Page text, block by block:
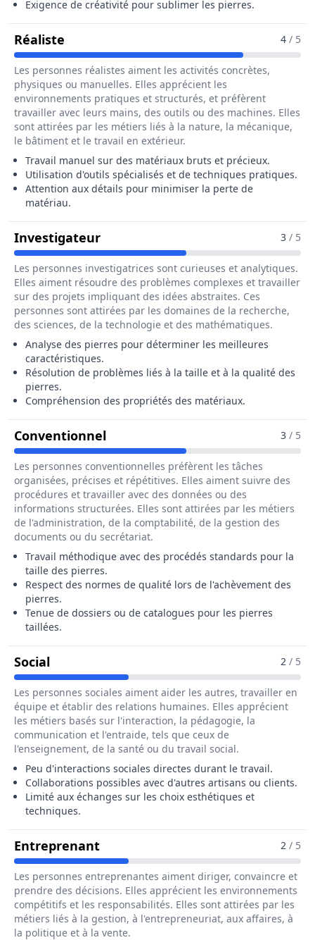
Exigence de créativité pour sublimer les pierres.
Réaliste Pour Le Métier De Lapidaire / 4 / 5
Les personnes réalistes aiment les activités concrètes,
physiques ou manuelles. Elles apprécient les
environnements pratiques et structurés, et préfèrent
travailler avec leurs mains, des outils ou des machines. Elles
sont attirées par les métiers liés à la nature, la mécanique,
le bâtiment et le travail en extérieur.
Travail manuel sur des matériaux bruts et précieux.
Utilisation d'outils spécialisés et de techniques pratiques.
Attention aux détails pour minimiser la perte de
matériau.
InvestigateurPour Le Métier De Lapidaire /
3 / 5
Les personnes investigatrices sont curieuses et analytiques.
Elles aiment résoudre des problèmes complexes et travailler
sur des projets impliquant des idées abstraites. Ces
personnes sont attirées par les domaines de la recherche,
des sciences, de la technologie et des mathématiques.
Analyse des pierres pour déterminer les meilleures
caractéristiques.
Résolution de problèmes liés à la taille et à la qualité des
pierres.
Compréhension des propriétés des matériaux.
ConventionnelPour Le Métier De Lapidaire /
3 / 5
Les personnes conventionnelles préfèrent les tâches
organisées, précises et répétitives. Elles aiment suivre des
procédures et travailler avec des données ou des
informations structurées. Elles sont attirées par les métiers
de l'administration, de la comptabilité, de la gestion des
documents ou du secrétariat.
Travail méthodique avec des procédés standards pour la
taille des pierres.
Respect des normes de qualité lors de l'achèvement des
pierres.
Tenue de dossiers ou de catalogues pour les pierres
taillées.
SocialPour Le Métier De Lapidaire / 2 / 5
Les personnes sociales aiment aider les autres, travailler en
équipe et établir des relations humaines. Elles apprécient
les métiers basés sur l'interaction, la pédagogie, la
communication et l'entraide, tels que ceux de
l'enseignement, de la santé ou du travail social.
Peu d'interactions sociales directes durant le travail.
Collaborations possibles avec d'autres artisans ou clients.
Limité aux échanges sur les choix esthétiques et
techniques.
EntreprenantPour Le Métier De Lapidaire /
2 / 5
Les personnes entreprenantes aiment diriger, convaincre et
prendre des décisions. Elles apprécient les environnements
compétitifs et les responsabilités. Elles sont attirées par les
métiers liés à la gestion, à l'entrepreneuriat, aux affaires, à
la politique et à la vente.